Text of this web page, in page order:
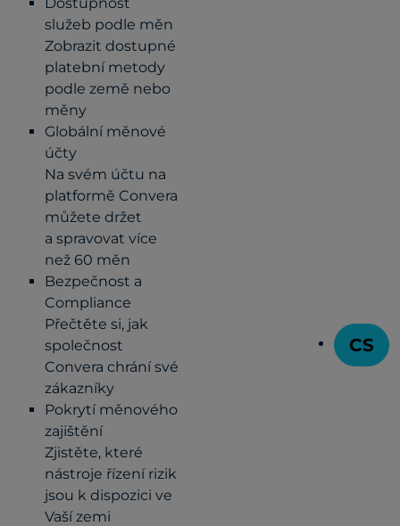
služeb podle měn
Zobrazit dostupné
platební metody
podle země nebo
měny
Globální měnové
účty
Na svém účtu na
platformě Convera
můžete držet
a spravovat více
než 60 měn
Bezpečnost a
Compliance
Přečtěte si, jak
společnost
Convera chrání své
zákazníky
Pokrytí měnového
zajištění
Zjistěte, které
nástroje řízení rizik
jsou k dispozici ve
Vaší zemi
CS